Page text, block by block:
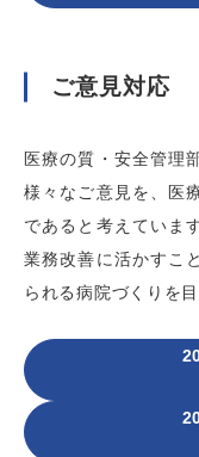
ご意見対応
医療の質・安全管理
様々なご意見を、医
であると考えていま
業務改善に活かすこ
られる病院づくりを